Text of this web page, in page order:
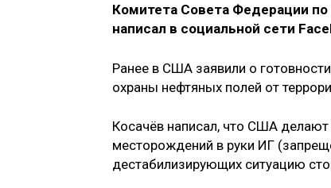
Комитета Совета Федерации
написал в социальной сети
Ранее в США заявили о
охраны нефтяных полей от
Косачёв написал, что США
месторождений в руки ИГ
дестабилизирующих ситуацию